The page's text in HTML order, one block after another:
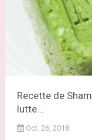
Recette de
lutte...
Oct. 26, 2018